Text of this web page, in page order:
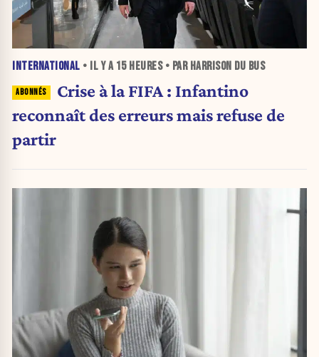
INTERNATIONAL • IL Y A 15 HEURES• PAR HARRISON DU BUS
Crise à la FIFA : Infantino
reconnaît des erreurs mais refuse de
partir